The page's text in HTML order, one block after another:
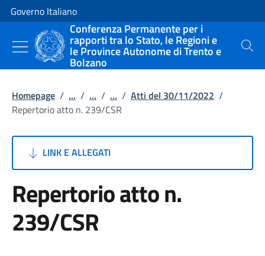
Vai al contenuto
Vai alla navigazione del sito
Governo Italiano
Conferenza Permanente per i
rapporti tra lo Stato, le Regioni e
le Province Autonome di Trento e
Bolzano
Cerca
Homepage / ... / ... / ... / Atti del 30/11/2022 /
Repertorio atto n. 239/CSR
LINK E ALLEGATI
Repertorio atto n.
239/CSR